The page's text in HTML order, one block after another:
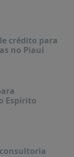
crédito para
no Piauí
Espírito